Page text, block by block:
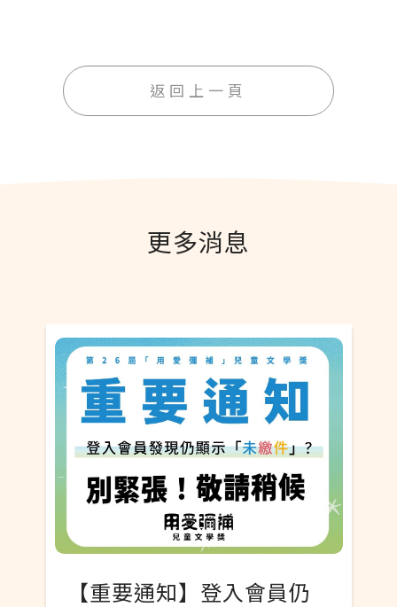
返回上一頁
更多消息
【重要通知】登入會員仍